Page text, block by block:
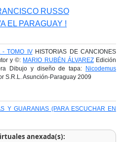
RUSSO
EL PARAGUAY !
- TOMO IVHISTORIAS DE CANCIONES
y ©: MARIO RUBÉN ÁLVAREZEdición
Dibujo y diseño de tapa:
Nicodemus
S.R.L. Asunción-Paraguay 2009
Y GUARANIAS (PARA ESCUCHAR EN
anexada(s):